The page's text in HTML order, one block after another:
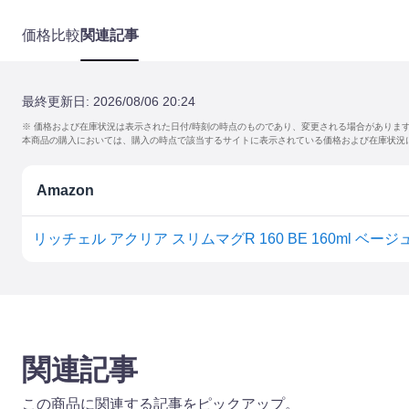
価格比較関連記事
最終更新日: 2026/08/06 20:24
※ 価格および在庫状況は表示された日付/時刻の時点のものであり、変更される場合があります
本商品の購入においては、購入の時点で該当するサイトに表示されている価格および在庫状況
Amazon
リッチェル アクリア スリムマグR 160 BE 160ml ベージュ
関連記事
この商品に関連する記事をピックアップ。